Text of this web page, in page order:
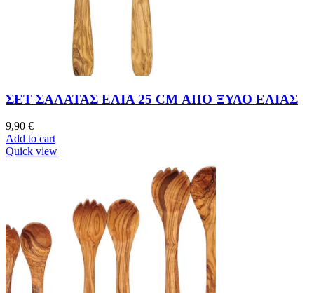
ΣΕΤ ΣΑΛΑΤΑΣ ΕΛΙΑ 25 CM ΑΠΟ ΞΥΛΟ ΕΛΙΑΣ
9,90 €
Add to cart
Quick view